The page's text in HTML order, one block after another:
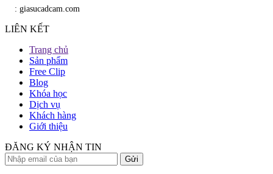
: giasucadcam.com
LIÊN KẾT
Trang chủ
Sản phẩm
Free Clip
Blog
Khóa học
Dịch vụ
Khách hàng
Giới thiệu
ĐĂNG KÝ NHẬN TIN